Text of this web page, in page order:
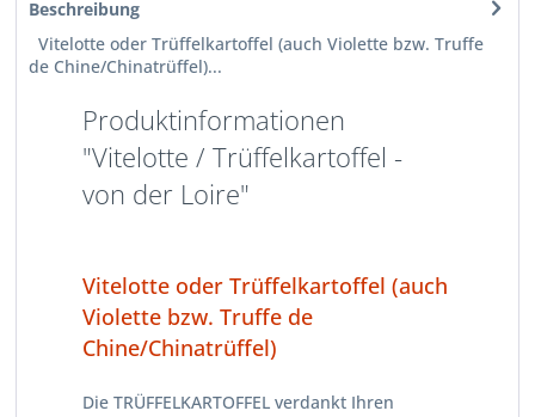
Beschreibung
Vitelotte oder Trüffelkartoffel (auch Violette bzw. Truffe
de Chine/Chinatrüffel)...
Produktinformationen
"Vitelotte / Trüffelkartoffel -
von der Loire"
Vitelotte oder Trüffelkartoffel (auch
Violette bzw. Truffe de
Chine/Chinatrüffel)
Die TRÜFFELKARTOFFEL verdankt Ihren